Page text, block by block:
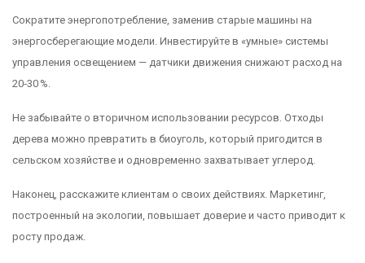
Сократите энергопотребление, заменив старые машины на
энергосберегающие модели. Инвестируйте в «умные» системы
управления освещением — датчики движения снижают расход на
20‑30 %.
Не забывайте о вторичном использовании ресурсов. Отходы
дерева можно превратить в биоуголь, который пригодится в
сельском хозяйстве и одновременно захватывает углерод.
Наконец, расскажите клиентам о своих действиях. Маркетинг,
построенный на экологии, повышает доверие и часто приводит к
росту продаж.